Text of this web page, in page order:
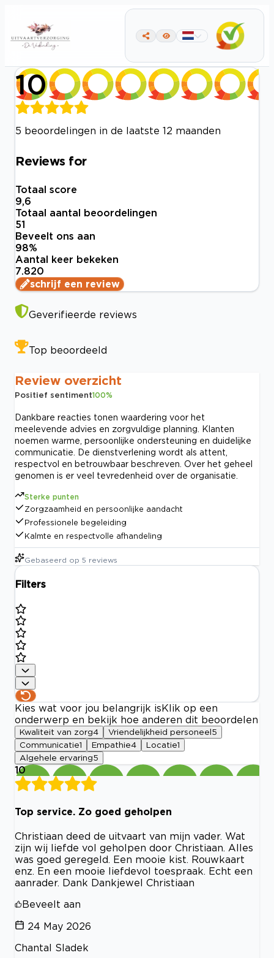
10
5 beoordelingen in de laatste 12 maanden
Reviews for
Totaal score
9,6
Totaal aantal beoordelingen
51
Beveelt ons aan
98%
Aantal keer bekeken
7.820
schrijf een review
Geverifieerde reviews
Top beoordeeld
Review overzicht
Positief sentiment100%
Dankbare reacties tonen waardering voor het
meelevende advies en zorgvuldige planning. Klanten
noemen warme, persoonlijke ondersteuning en duidelijke
communicatie. De dienstverlening wordt als attent,
respectvol en betrouwbaar beschreven. Over het geheel
genomen is er veel tevredenheid over de organisatie.
Sterke punten
Zorgzaamheid en persoonlijke aandacht
Professionele begeleiding
Kalmte en respectvolle afhandeling
Gebaseerd op 5 reviews
Filters
Kies wat voor jou belangrijk is Klik op een
onderwerp en bekijk hoe anderen dit beoordelen
Kwaliteit van zorg4 Vriendelijkheid personeel 5
Communicatie1 Empathie4 Locatie1
Algehele ervaring5
10
Top service. Zo goed geholpen
Christiaan deed de uitvaart van mijn vader. Wat
zijn wij liefde vol geholpen door Christiaan. Alles
was goed geregeld. Een mooie kist. Rouwkaart
enz. En een mooie liefdevol toespraak. Echt een
aanrader. Dank Dankjewel Christiaan
Beveelt aan
24 May 2026
Chantal Sladek